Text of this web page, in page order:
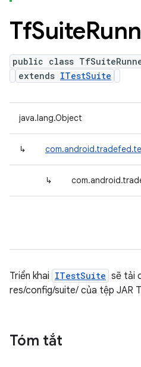
TfSuite
public class
extends ITestSuite
java.lang.Object
↳
↳
Triển khai ITestSuite sẽ tải
res/config/suite/ của tệp JAR
Tóm tắt